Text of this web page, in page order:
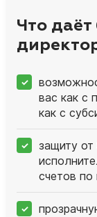
Что даёт
вас как с
как с
защиту от
счетов